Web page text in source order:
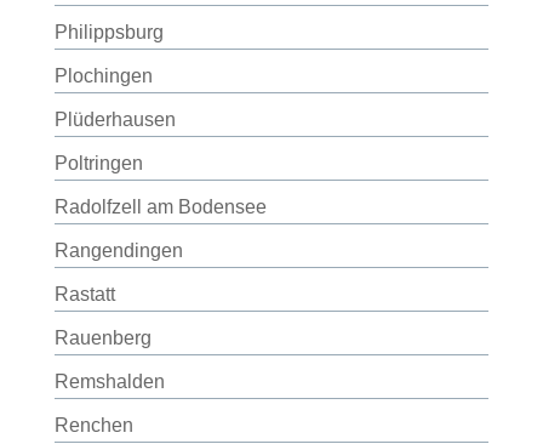
Philippsburg
Plochingen
Plüderhausen
Poltringen
Radolfzell am Bodensee
Rangendingen
Rastatt
Rauenberg
Remshalden
Renchen